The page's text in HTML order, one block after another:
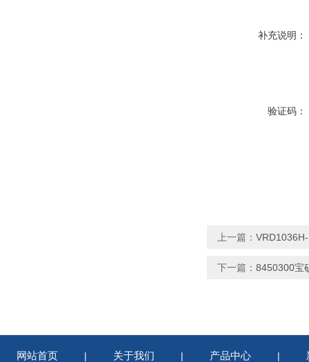
补充说明：
验证码：
上一篇：
下一篇： 8450300宝
网站首页 | 关于我们 | 产品中心 |